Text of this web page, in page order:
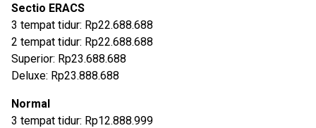
Sectio ERACS
3 tempat tidur: Rp22.688.688
2 tempat tidur: Rp22.688.688
Superior: Rp23.688.688
Deluxe: Rp23.888.688
Normal
3 tempat tidur: Rp12.888.999